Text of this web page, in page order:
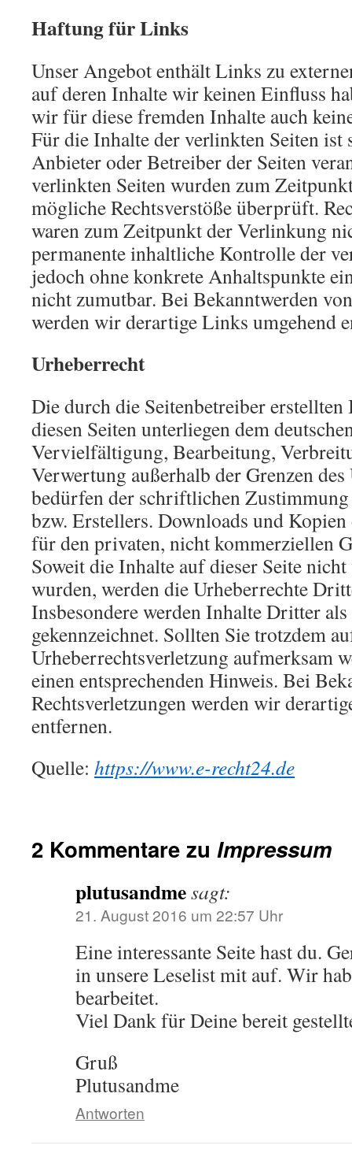
Haftung für Links
Unser Angebot enthält Links zu
auf deren Inhalte wir keinen Einfluss
wir für diese fremden Inhalte auch
Für die Inhalte der verlinkten Seiten ist
Anbieter oder Betreiber der Seiten
verlinkten Seiten wurden zum
mögliche Rechtsverstöße überprüft.
waren zum Zeitpunkt der Verlinkung
permanente inhaltliche Kontrolle der
jedoch ohne konkrete Anhaltspunkte
nicht zumutbar. Bei Bekanntwerden
werden wir derartige Links umgehend
Urheberrecht
Die durch die Seitenbetreiber
diesen Seiten unterliegen dem
Vervielfältigung, Bearbeitung,
Verwertung außerhalb der Grenzen
bedürfen der schriftlichen
bzw. Erstellers. Downloads und
für den privaten, nicht kommerziellen
Soweit die Inhalte auf dieser Seite
wurden, werden die Urheberrechte
Insbesondere werden Inhalte Dritter als
gekennzeichnet. Sollten Sie trotzdem
Urheberrechtsverletzung aufmerksam
einen entsprechenden Hinweis. Bei
Rechtsverletzungen werden wir
entfernen.
Quelle: https://www.e-recht24.de
2 Kommentare zu Impressum
plutusandmesagt:
21. August 2016 um 22:57 Uhr
Eine interessante Seite hast du.
in unsere Leselist mit auf. Wir
bearbeitet.
Viel Dank für Deine bereit
Gruß
Plutusandme
Antworten